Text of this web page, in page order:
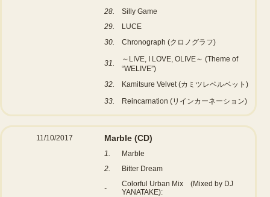
28.
Silly Game
29.
LUCE
30.
Chronograph (クロノグラフ)
31.
～LIVE, I LOVE, OLIVE～ (Theme of
“WELIVE”)
32.
Kamitsure Velvet (カミツレベルベット)
33.
Reincarnation (リインカーネーション)
11/10/2017 Marble (CD)
1.
Marble
2.
Bitter Dream
-
Colorful Urban Mix (Mixed by DJ
YANATAKE):